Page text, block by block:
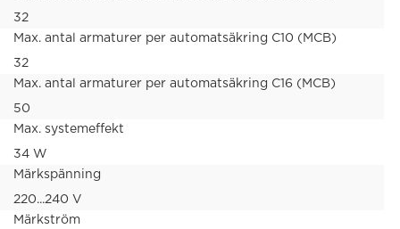
32
Max. antal armaturer per automatsäkring C10 (MCB)
32
Max. antal armaturer per automatsäkring C16 (MCB)
50
Max. systemeffekt
34 W
Märkspänning
220...240 V
Märkström